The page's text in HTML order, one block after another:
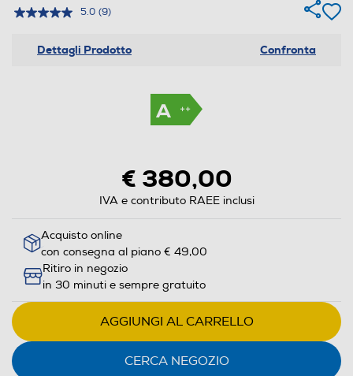
5.0 (9)
Dettagli Prodotto Confronta
€ 380,00
IVA e contributo RAEE inclusi
Acquisto online
con consegna al piano € 49,00
Ritiro in negozio
in 30 minuti e sempre gratuito
AGGIUNGI AL CARRELLO
CERCA NEGOZIO